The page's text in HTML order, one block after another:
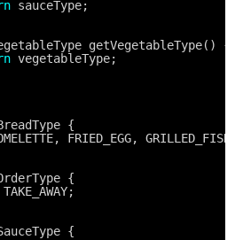
sauceType;
getVegetableType() {
vegetableType;
{
FRIED_EGG,
{
{